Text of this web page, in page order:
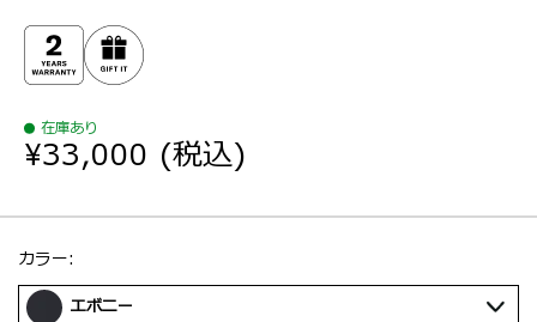
在庫あり
¥33,000 (税込)
選択：
カラー:
エボニー